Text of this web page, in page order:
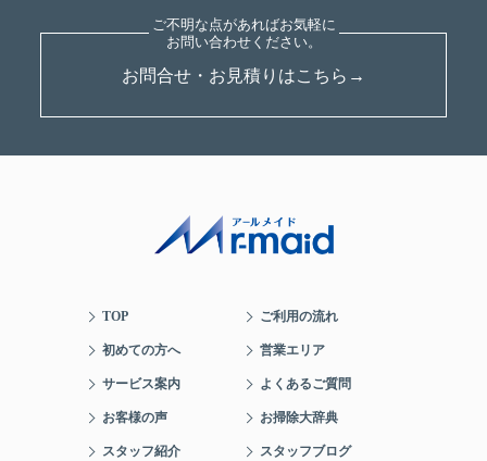
お問合せ・お見積りはこちら→
TOP ご利用の流れ
初めての方へ 営業エリア
サービス案内 よくあるご質問
お客様の声 お掃除大辞典
スタッフ紹介 スタッフブログ